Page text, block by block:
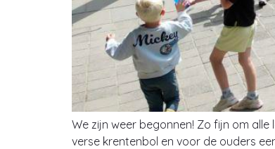
We zijn weer begonnen! Zo fijn om
verse krentenbol en voor de ouders